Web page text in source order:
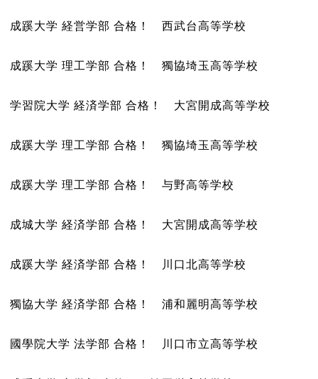
成蹊大学 経営学部 合格！ 西武台高等学校
成蹊大学 理工学部 合格！ 獨協埼玉高等学校
学習院大学 経済学部 合格！ 大宮開成高等学校
成蹊大学 理工学部 合格！ 獨協埼玉高等学校
成蹊大学 理工学部 合格！ 与野高等学校
成城大学 経済学部 合格！ 大宮開成高等学校
成蹊大学 経済学部 合格！ 川口北高等学校
獨協大学 経済学部 合格！ 浦和麗明高等学校
國學院大学 法学部 合格！ 川口市立高等学校